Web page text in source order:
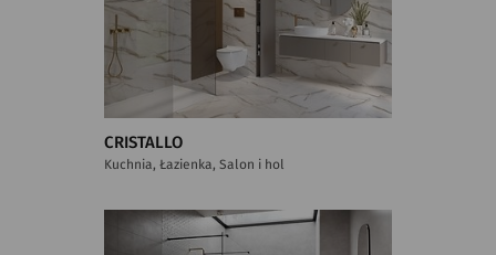
CRISTALLO
Kuchnia, Łazienka, Salon i hol